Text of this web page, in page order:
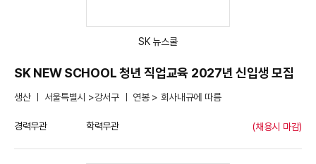
SK 뉴스쿨
SK NEW SCHOOL 청년 직업교육 2027년 신입생 모집
생산 ㅣ 서울특별시 >강서구 ㅣ 연봉 > 회사내규에 따름
경력무관 학력무관 (채용시 마감)